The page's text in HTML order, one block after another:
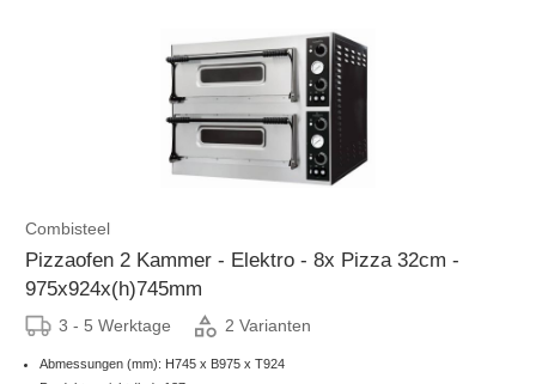
Combisteel
Pizzaofen 2 Kammer - Elektro - 8x Pizza 32cm -
975x924x(h)745mm
3 - 5 Werktage 2 Varianten
Abmessungen (mm): H745 x B975 x T924